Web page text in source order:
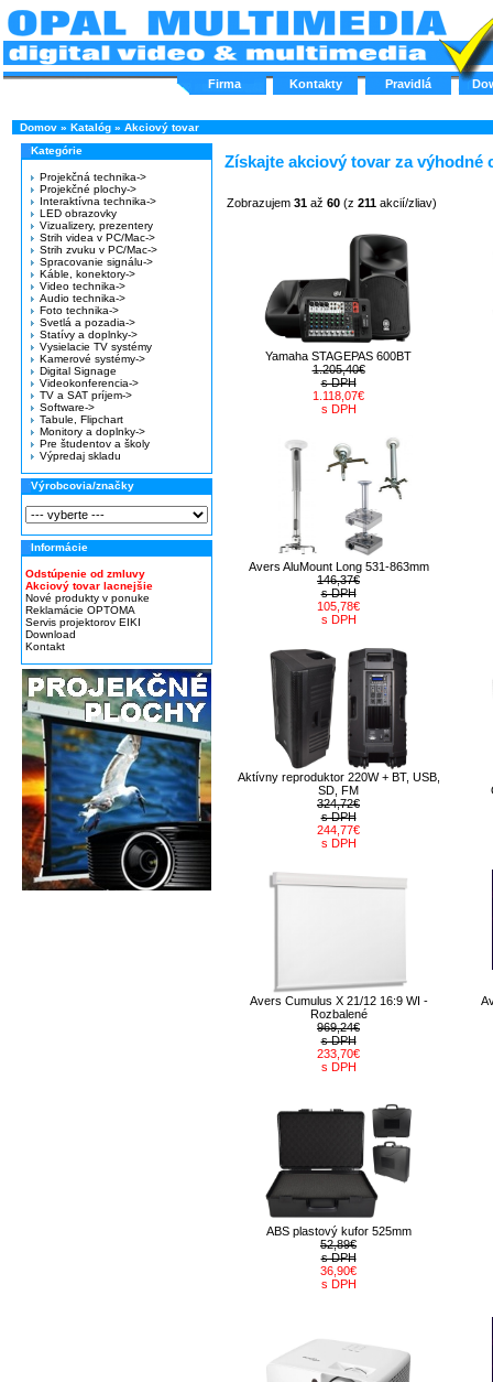
Firma Kontakty Pravidlá
Domov » Katalóg » Akciový tovar
Kategórie
Projekčná technika->
Projekčné plochy->
Interaktívna technika->
LED obrazovky
Vizualizery, prezentery
Strih videa v PC/Mac->
Strih zvuku v PC/Mac->
Spracovanie signálu->
Káble, konektory->
Video technika->
Audio technika->
Foto technika->
Svetlá a pozadia->
Statívy a doplnky->
Vysielacie TV systémy
Kamerové systémy->
Digital Signage
Videokonferencia->
TV a SAT príjem->
Software->
Tabule, Flipchart
Monitory a doplnky->
Pre študentov a školy
Výpredaj skladu
Výrobcovia/značky
Informácie
Odstúpenie od zmluvy
Akciový tovar lacnejšie
Nové produkty v ponuke
Reklamácie OPTOMA
Servis projektorov EIKI
Download
Kontakt
Získajte akciový tovar za výhodné
Zobrazujem 31 až 60 (z 211 akcií/zliav)
Yamaha STAGEPAS 600BT
1.205,40€
s DPH
1.118,07€
s DPH
Avers AluMount Long 531-863mm
146,37€
s DPH
105,78€
s DPH
Aktívny reproduktor 220W + BT, USB,
SD, FM
324,72€
s DPH
244,77€
s DPH
Avers Cumulus X 21/12 16:9 WI -
Rozbalené
969,24€
s DPH
233,70€
s DPH
ABS plastový kufor 525mm
52,89€
s DPH
36,90€
s DPH